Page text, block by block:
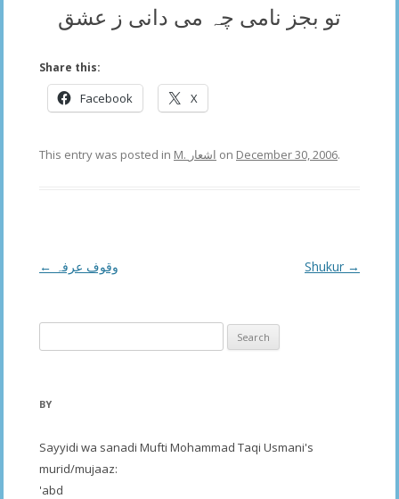
تو بجز نامی چہ می دانی ز عشق
Share this:
Facebook X
This entry was posted in M. اشعار on December 30, 2006.
Post
← وقوف عرفہ Shukur →
for:
BY
Sayyidi wa sanadi Mufti Mohammad Taqi Usmani's
murid/mujaaz:
'abd